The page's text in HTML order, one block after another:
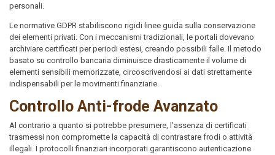
personali.
Le normative GDPR stabiliscono rigidi linee guida sulla conservazione
dei elementi privati. Con i meccanismi tradizionali, le portali dovevano
archiviare certificati per periodi estesi, creando possibili falle. Il metodo
basato su controllo bancaria diminuisce drasticamente il volume di
elementi sensibili memorizzate, circoscrivendosi ai dati strettamente
indispensabili per le movimenti finanziarie.
Controllo Anti-frode Avanzato
Al contrario a quanto si potrebbe presumere, l’assenza di certificati
trasmessi non compromette la capacità di contrastare frodi o attività
illegali. I protocolli finanziari incorporati garantiscono autenticazione